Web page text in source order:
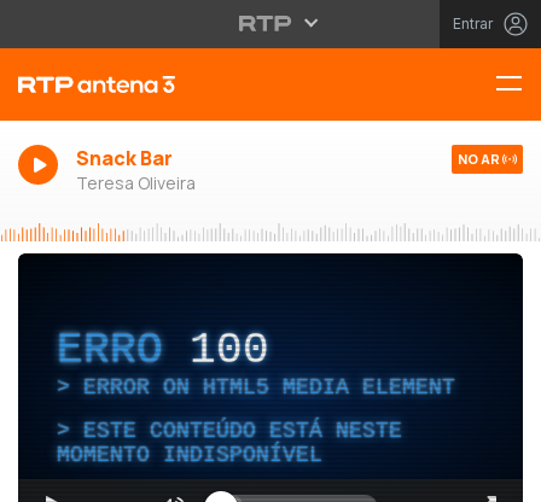
Entrar
Snack Bar
Teresa Oliveira
NO AR
ERRO 100
ERROR ON HTML5 MEDIA ELEMENT
ESTE CONTEÚDO ESTÁ NESTE
MOMENTO INDISPONÍVEL